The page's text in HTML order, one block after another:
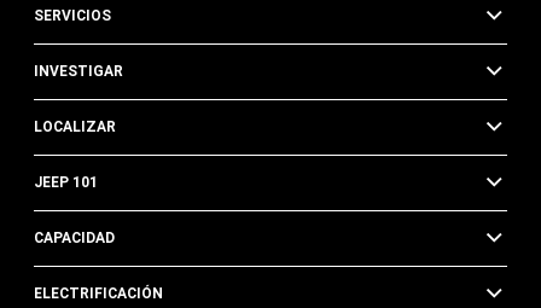
SERVICIOS
INVESTIGAR
LOCALIZAR
JEEP 101
CAPACIDAD
ELECTRIFICACIÓN